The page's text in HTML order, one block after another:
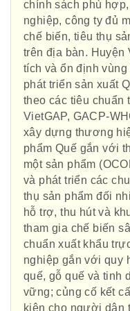
chính sách phù
nghiệp, công ty đủ
chế biến, tiêu thụ
trên địa bàn. Huyện
tích và ổn định
phát triển sản xuất
theo các tiêu chuẩn
VietGAP, GACP-
xây dựng thương
phẩm Quế gắn với
một sản phẩm
và phát triển các
thụ sản phẩm đối
hỗ trợ, thu hút và
tham gia chế biến
chuẩn xuất khẩu
nghiệp gắn với quy
quế, gỗ quế và tinh
vững; củng cố kết
kiện cho người dân
Hội